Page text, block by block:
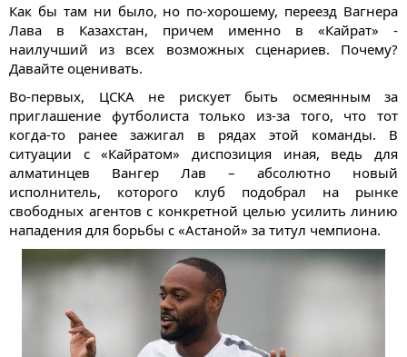
Как бы там ни было, но по-хорошему, переезд Вагнера
Лава в Казахстан, причем именно в «Кайрат» -
наилучший из всех возможных сценариев. Почему?
Давайте оценивать.
Во-первых, ЦСКА не рискует быть осмеянным за
приглашение футболиста только из-за того, что тот
когда-то ранее зажигал в рядах этой команды. В
ситуации с «Кайратом» диспозиция иная, ведь для
алматинцев Вангер Лав – абсолютно новый
исполнитель, которого клуб подобрал на рынке
свободных агентов с конкретной целью усилить линию
нападения для борьбы с «Астаной» за титул чемпиона.